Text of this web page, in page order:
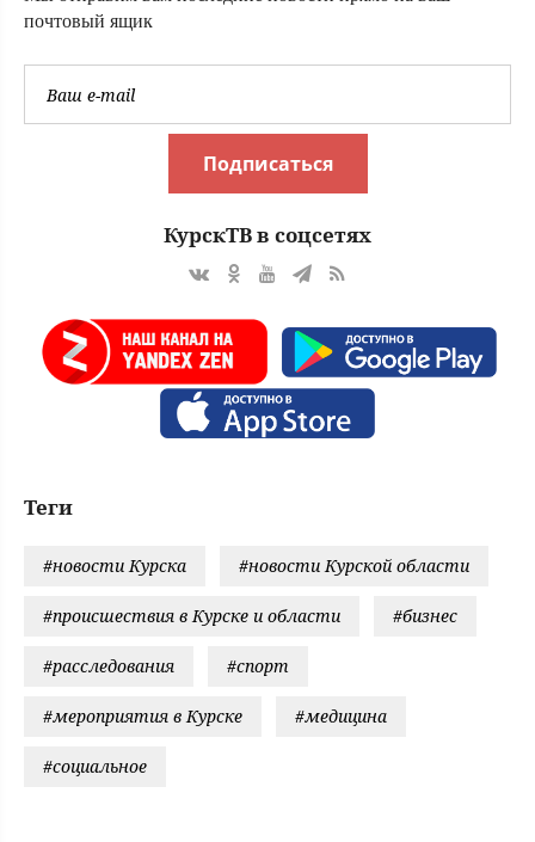
почтовый ящик
Подписаться
КурскТВ в соцсетях
Теги
#новости Курска #новости Курской области
#происшествия в Курске и области #бизнес
#расследования #спорт
#мероприятия в Курске #медицина
#социальное